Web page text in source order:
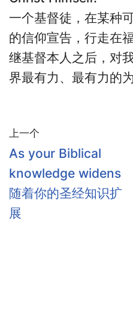
一个基督徒，在某种
的信仰宣告，行走
继基督本人之后，对
界最有力、最有力的
上一个
As your Biblical
knowledge widens
随着你的圣经知识扩
展